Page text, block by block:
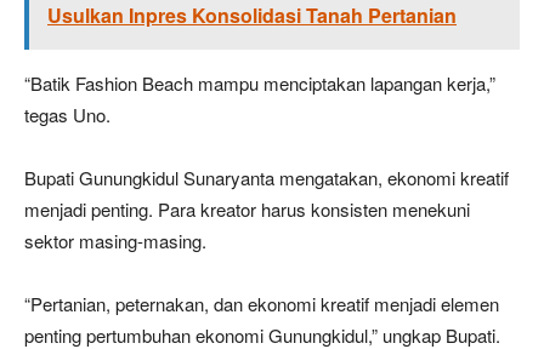
Usulkan Inpres Konsolidasi Tanah Pertanian
“Batik Fashion Beach mampu menciptakan lapangan kerja,”
tegas Uno.
Bupati Gunungkidul Sunaryanta mengatakan, ekonomi kreatif
menjadi penting. Para kreator harus konsisten menekuni
sektor masing-masing.
“Pertanian, peternakan, dan ekonomi kreatif menjadi elemen
penting pertumbuhan ekonomi Gunungkidul,” ungkap Bupati.